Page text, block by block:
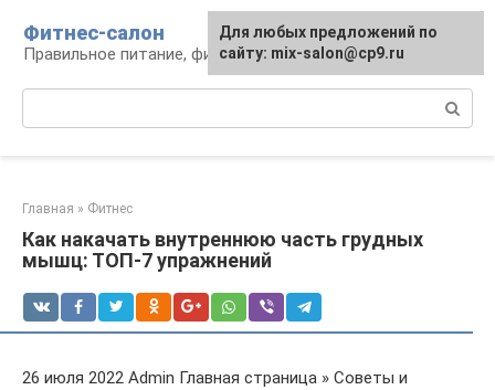
контенту
Фитнес-салон
Правильное питание, фитнес, образ жизни
Главная » Фитнес
Как накачать внутреннюю часть грудных
мышц: ТОП-7 упражнений
26 июля 2022 Admin Главная страница » Советы и
Для любых предложений по
сайту: mix-salon@cp9.ru